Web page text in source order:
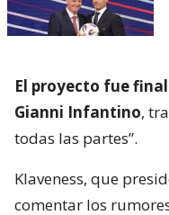
El proyecto fue
Gianni Infantino,
todas las partes”.
Klaveness, que
comentar los